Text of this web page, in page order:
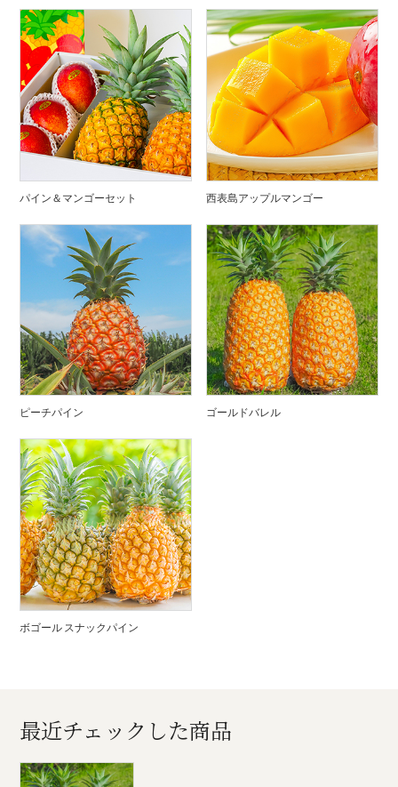
パイン＆マンゴーセット 西表島アップルマンゴー
ピーチパイン ゴールドバレル
ボゴール スナックパイン
最近チェックした商品